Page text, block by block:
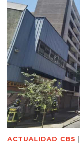
ACTUALIDAD CBS |